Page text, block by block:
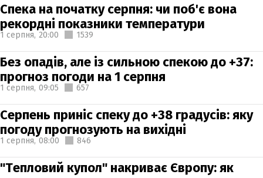
Спека на початку серпня: чи поб'є вона
рекордні показники температури
1 серпня, 20:00 1539
Без опадів, але із сильною спекою до +37:
прогноз погоди на 1 серпня
1 серпня, 09:05 657
Серпень приніс спеку до +38 градусів: яку
погоду прогнозують на вихідні
1 серпня, 08:00 846
"Тепловий купол" накриває Європу: як